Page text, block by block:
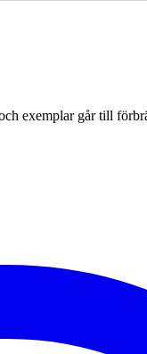
exemplar går till